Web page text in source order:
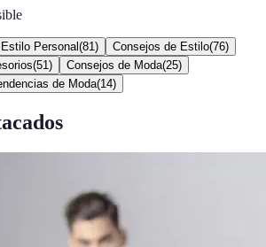
Estilo Personal (81 ) Consejos de Estilo(76)
(51 ) Consejos de Moda(25)
de Moda(14)